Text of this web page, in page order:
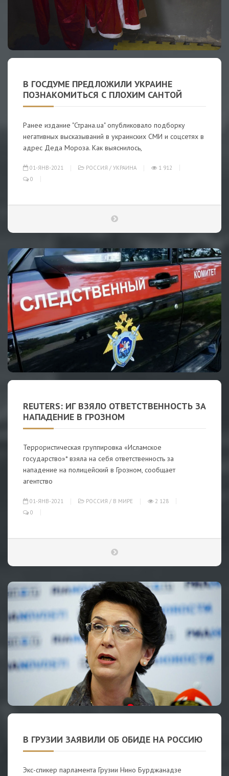
В ГОСДУМЕ ПРЕДЛОЖИЛИ УКРАИНЕ
ПОЗНАКОМИТЬСЯ С ПЛОХИМ САНТОЙ
Ранее издание "Страна.ua" опубликовало подборку
негативных высказываний в украинских СМИ и соцсетях в
адрес Деда Мороза. Как выяснилось,
01-ЯНВ-2021 РОССИЯ / УКРАИНА
1 912
0
REUTERS: ИГ ВЗЯЛО ОТВЕТСТВЕННОСТЬ ЗА
НАПАДЕНИЕ В ГРОЗНОМ
Террористическая группировка «Исламское
государство»* взяла на себя ответственность за
нападение на полицейский в Грозном, сообщает
агентство
01-ЯНВ-2021 РОССИЯ / В МИРЕ
2 128
0
В ГРУЗИИ ЗАЯВИЛИ ОБ ОБИДЕ НА РОССИЮ
Экс-спикер парламента Грузии Нино Бурджанадзе